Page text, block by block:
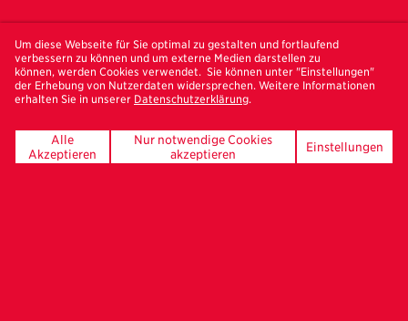
Bestelle hier deinen
Freundeskreis-Newsletter
Um diese Webseite für Sie optimal zu gestalten und fortlaufend
verbessern zu können und um externe Medien darstellen zu
können, werden Cookies verwendet. Sie können unter "Einstellungen"
der Erhebung von Nutzerdaten widersprechen. Weitere Informationen
erhalten Sie in unserer Datenschutzerklärung.
Alle
Akzeptieren
Nur notwendige Cookies
akzeptieren
Einstellungen